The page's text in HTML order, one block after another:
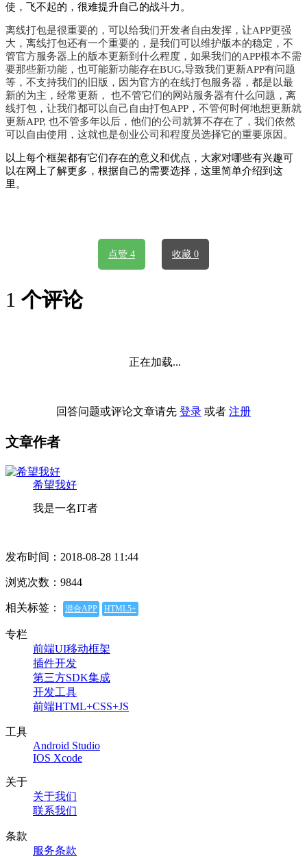
使，飞不起的，很难提升自己的战斗力。
离线打包是很重要的，可以给我们开发者自由发挥，让APP更强
大，离线打包还有一个重要的，是我们可以维护版本的稳定，不
管官方服务器上的版本更新到什么程度，如果我们的APP根本不需
要那些新功能，也可能新功能存在BUG,导致我们更新APP有问题
等，不支持我们的旧版，因为官方的在线打包服务器，都是以最
新的为主，经常更新， 也不管它们的网站服务器有什么问题，离
线打包，让我们都可以自己自由打包APP，不管何时何地想更新就
更新APP, 也不管多年以后，他们的公司就算不存在了，我们依然
可以自由使用，这就也是创业公司和程度员选择它的重要原因。
以上每个框架都有它们存在的意义和优点，大家对哪些有兴趣可
以在网上了解更多，根据自己的需要选择，这里简单介绍到这
里。
点赞 4 收藏 0
1 个评论
正在加载...
回答问题或评论文章请先 登录 或者 注册
文章作者
希望我好
我是一名IT者
发布时间：2018-08-28 11:44
浏览次数：9844
相关标签： 混合APP HTML5+
专栏
前端UI移动框架
插件开发
第三方SDK集成
开发工具
前端HTML+CSS+JS
工具
Android Studio
IOS Xcode
关于
关于我们
联系我们
条款
服务条款